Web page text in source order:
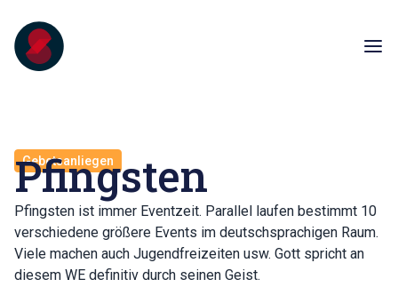
Gebetsanliegen
Pfingsten
Pfingsten ist immer Eventzeit. Parallel laufen bestimmt 10
verschiedene größere Events im deutschsprachigen Raum.
Viele machen auch Jugendfreizeiten usw. Gott spricht an
diesem WE definitiv durch seinen Geist.